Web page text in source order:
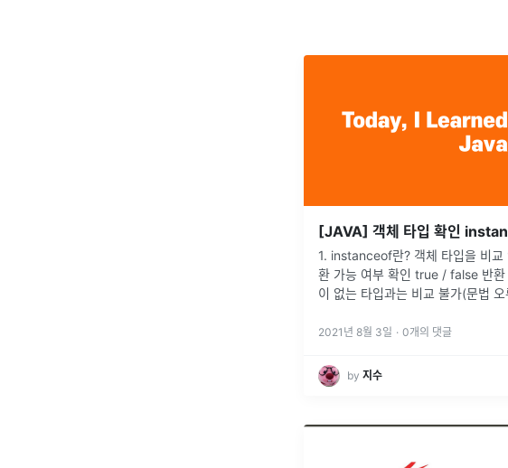
[JAVA] 객체 타입 확인
1. instanceof란? 객체 타입을 비교
환 가능 여부 확인 true / false 반환
이 없는 타입과는 비교 불가(문법
에서만 성립하기 때문에 객체 타입
2021년 8월 3일 · 0개의 댓글
by 지수